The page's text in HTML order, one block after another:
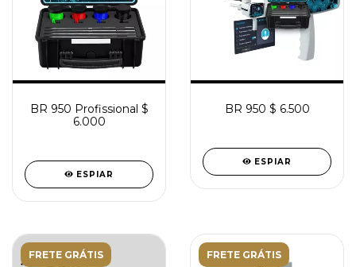
BR 950 Profissional $
6.000
ESPIAR
BR 950 $ 6.500
ESPIAR
FRETE GRÁTIS FRETE GRÁTIS